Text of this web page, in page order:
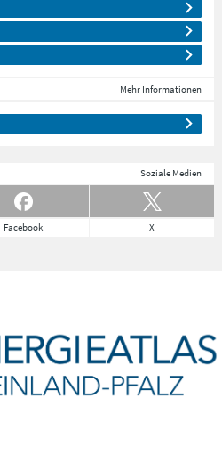
Mehr Informationen
Soziale Medien
Facebook X